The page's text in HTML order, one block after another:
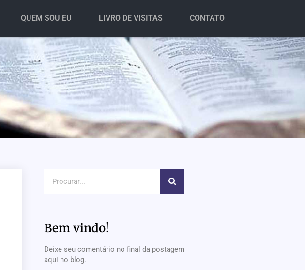
QUEM SOU EU LIVRO DE VISITAS CONTATO
Bem vindo!
Deixe seu comentário no final da postagem
aqui no blog.